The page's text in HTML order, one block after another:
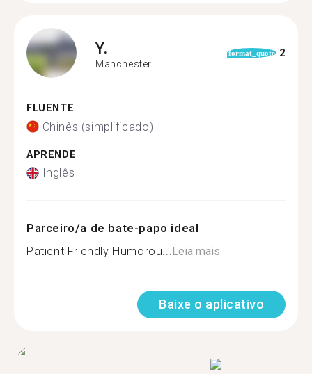
Y.
Manchester
format_quote 2
FLUENTE
Chinês (simplificado)
APRENDE
Inglês
Parceiro/a de bate-papo ideal
Patient Friendly Humorou...Leia mais
Baixe o aplicativo